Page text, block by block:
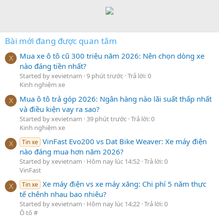
Bài mới đang được quan tâm
X
Mua xe ô tô cũ 300 triệu năm 2026: Nên chọn dòng xe
nào đáng tiền nhất?
Started by xevietnam 9 phút trước Trả lời: 0
Kinh nghiệm xe
X
Mua ô tô trả góp 2026: Ngân hàng nào lãi suất thấp nhất
và điều kiện vay ra sao?
Started by xevietnam 39 phút trước Trả lời: 0
Kinh nghiệm xe
X Tin xe VinFast Evo200 vs Dat Bike Weaver: Xe máy điện
nào đáng mua hơn năm 2026?
Started by xevietnam Hôm nay lúc 14:52 Trả lời: 0
VinFast
X Tin xe Xe máy điện vs xe máy xăng: Chi phí 5 năm thực
tế chênh nhau bao nhiêu?
Started by xevietnam Hôm nay lúc 14:22 Trả lời: 0
Ô tô #